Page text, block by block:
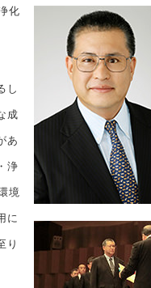
化
し
成
あ
浄
境
に
り